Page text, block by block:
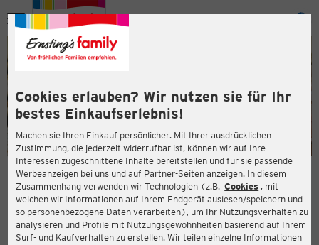
Cookies erlauben? Wir nutzen sie für Ihr
bestes Einkaufserlebnis!
Machen sie Ihren Einkauf persönlicher. Mit Ihrer ausdrücklichen
Zustimmung, die jederzeit widerrufbar ist, können wir auf Ihre
Interessen zugeschnittene Inhalte bereitstellen und für sie passende
Werbeanzeigen bei uns und auf Partner-Seiten anzeigen. In diesem
Zusammenhang verwenden wir Technologien (z.B. Cookies , mit
welchen wir Informationen auf Ihrem Endgerät auslesen/speichern und
so personenbezogene Daten verarbeiten), um Ihr Nutzungsverhalten zu
analysieren und Profile mit Nutzungsgewohnheiten basierend auf Ihrem
Surf- und Kaufverhalten zu erstellen. Wir teilen einzelne Informationen
Menü
ERNSTING'S FAMILY FILIALE
Feldschmiede 24-26
25524 Itzehoe